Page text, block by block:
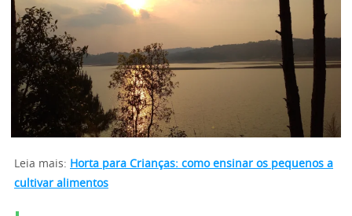
Leia mais: Horta para Crianças: como ensinar os pequenos a
cultivar alimentos